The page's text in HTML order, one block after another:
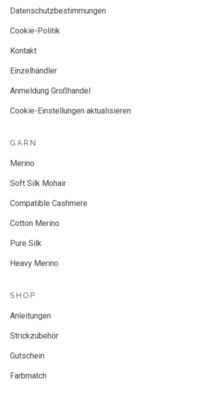
Datenschutzbestimmungen
Cookie-Politik
Kontakt
Einzelhändler
Anmeldung Großhandel
Cookie-Einstellungen aktualisieren
GARN
Merino
Soft Silk Mohair
Compatible Cashmere
Cotton Merino
Pure Silk
Heavy Merino
SHOP
Anleitungen
Strickzubehör
Gutschein
Farbmatch